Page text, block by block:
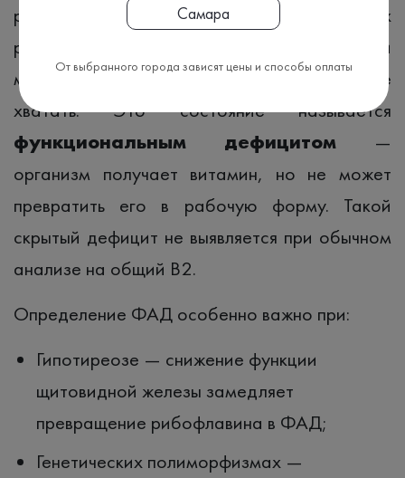
реально участвует в биохимических
реакциях. Свободный рибофлавин в крови
может быть в норме, а активного ФАД не
хватать. Это состояние называется
функциональным дефицитом —
организм получает витамин, но не может
превратить его в рабочую форму. Такой
скрытый дефицит не выявляется при обычном
анализе на общий B2.
Определение ФАД особенно важно при:
Гипотиреозе — снижение функции
щитовидной железы замедляет
превращение рибофлавина в ФАД;
Генетических полиморфизмах —
Самара
От выбранного города зависят цены и способы оплаты